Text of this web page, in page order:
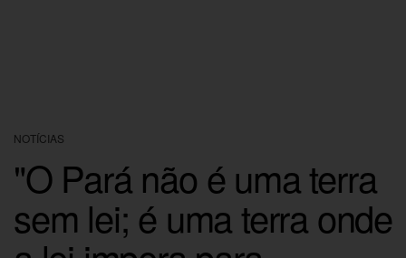
NOTÍCIAS
"O Pará não é uma terra
sem lei; é uma terra onde